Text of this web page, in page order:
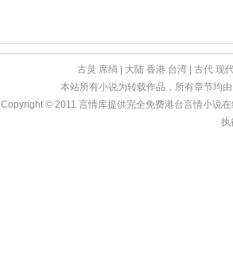
古灵 席绢 大陆 香港 台湾 古代 现
本站所有小说为转载作品，所有章节均
Copyright © 2011 言情库提供完全免费港台言情小说
执